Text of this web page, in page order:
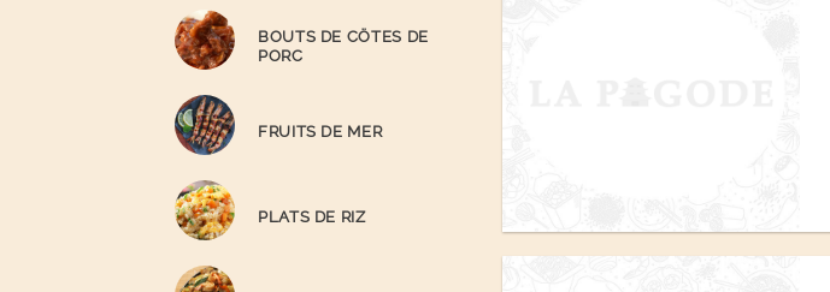
BOUTS DE CÖTES DE
PORC
FRUITS DE MER
PLATS DE RIZ